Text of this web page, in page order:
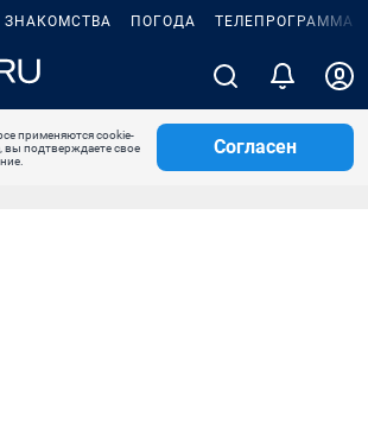
ЗНАКОМСТВА ПОГОДА ТЕЛЕПРОГРАММА
применяются cookie-
вы подтверждаете свое
Согласен